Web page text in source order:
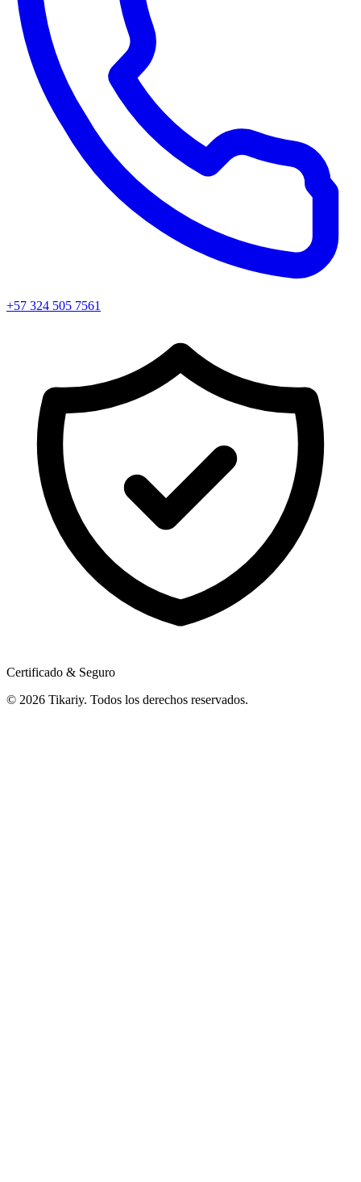
+57 324 505 7561
Certificado & Seguro
© 2026 Tikariy. Todos los derechos reservados.